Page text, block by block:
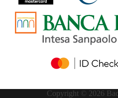
Copyright © 2026